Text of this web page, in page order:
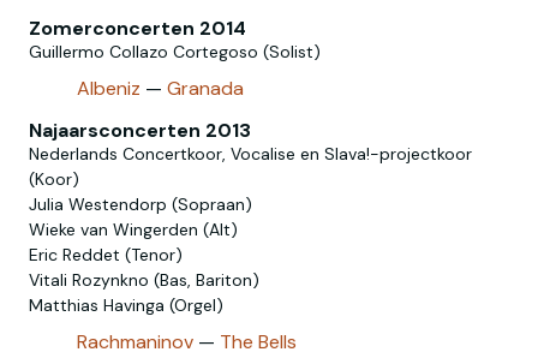
Zomerconcerten 2014
Guillermo Collazo Cortegoso (Solist)
Albeniz — Granada
Najaarsconcerten 2013
Nederlands Concertkoor, Vocalise en Slava!-projectkoor
(Koor)
Julia Westendorp (Sopraan)
Wieke van Wingerden (Alt)
Eric Reddet (Tenor)
Vitali Rozynkno (Bas, Bariton)
Matthias Havinga (Orgel)
Rachmaninov — The Bells